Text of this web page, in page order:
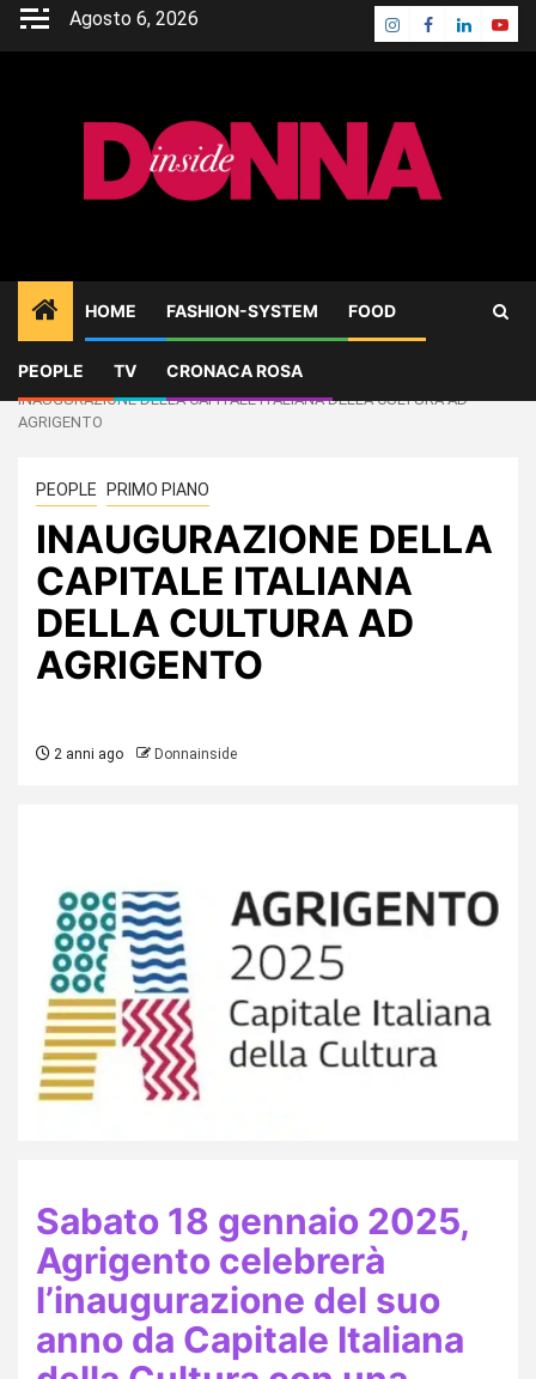
Skip
Agosto 6, 2026 Instagram
Facebook
Linkedin
HOME FASHION-SYSTEM FOOD
PEOPLE TV CRONACA ROSA
Home
PEOPLE
INAUGURAZIONE DELLA CAPITALE ITALIANA DELLA CULTURA AD
AGRIGENTO
PEOPLE PRIMO PIANO
INAUGURAZIONE DELLA
CAPITALE ITALIANA
DELLA CULTURA AD
AGRIGENTO
2 anni ago Donnainside
Sabato 18 gennaio 2025,
Agrigento celebrerà
l’inaugurazione del suo
anno da Capitale Italiana